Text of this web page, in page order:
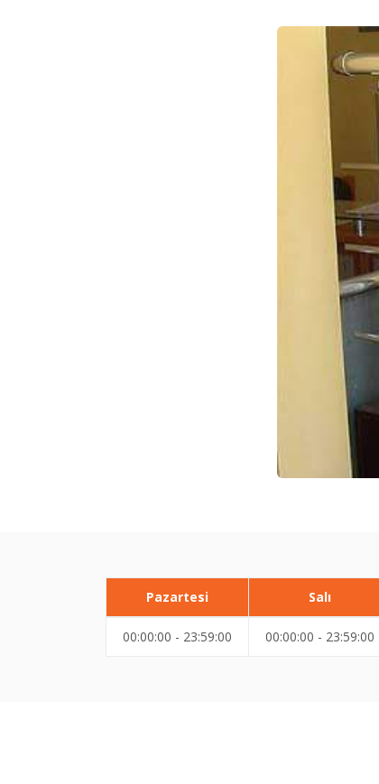
Pazartesi Salı
00:00:00 - 23:59:00 00:00:00 - 23:59:00